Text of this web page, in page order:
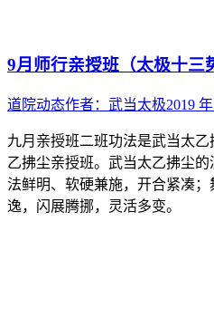
9月师行亲授班（太极十三
道院动态作者： 武当太极2019
九月亲授班二班功法是武当太
乙拂尘亲授班。武当太乙拂尘
法鲜明、软硬兼施，开合紧凑
逸，闪展腾挪，灵活多变。